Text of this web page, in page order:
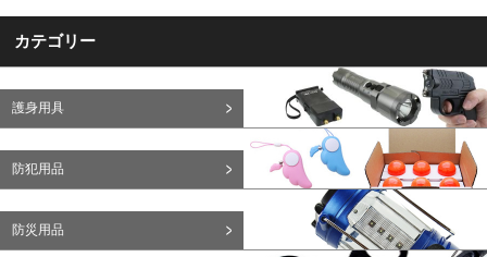
カテゴリー
護身用具
防犯用品
防災用品